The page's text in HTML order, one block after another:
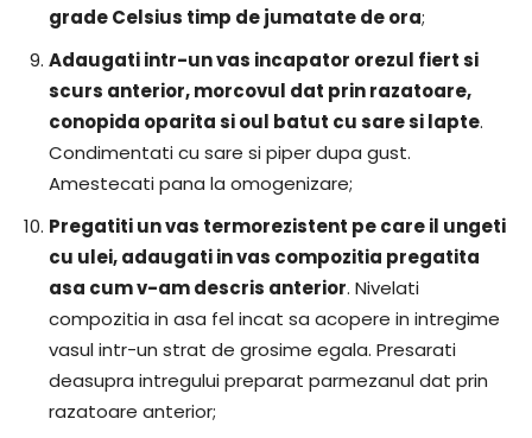
grade Celsius timp de jumatate de ora;
Adaugati intr-un vas incapator orezul fiert si
scurs anterior, morcovul dat prin razatoare,
conopida oparita si oul batut cu sare si lapte.
Condimentati cu sare si piper dupa gust.
Amestecati pana la omogenizare;
Pregatiti un vas termorezistent pe care il ungeti
cu ulei, adaugati in vas compozitia pregatita
asa cum v-am descris anterior. Nivelati
compozitia in asa fel incat sa acopere in intregime
vasul intr-un strat de grosime egala. Presarati
deasupra intregului preparat parmezanul dat prin
razatoare anterior;